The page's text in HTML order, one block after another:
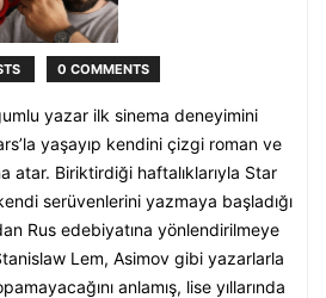
0 COMMENTS
yazar ilk sinema deneyimini
yaşayıp kendini çizgi roman ve
atar. Biriktirdiği haftalıklarıyla Star
serüvenlerini yazmaya başladığı
Rus edebiyatına yönlendirilmeye
Lem, Asimov gibi yazarlarla
anlamış, lise yıllarında